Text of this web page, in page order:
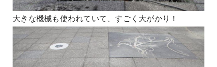
大きな機械も使われていて、すごく大がかり！